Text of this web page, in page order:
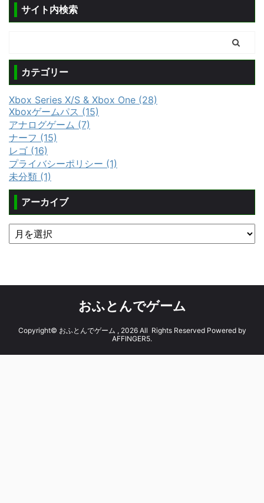
サイト内検索
カテゴリー
Xbox Series X/S & Xbox One (28)
Xboxゲームパス (15)
アナログゲーム (7)
ナーフ (15)
レゴ (16)
プライバシーポリシー (1)
未分類 (1)
アーカイブ
おふとんでゲーム
Copyright© おふとんでゲーム , 2026 All Rights Reserved Powered by
AFFINGER5.